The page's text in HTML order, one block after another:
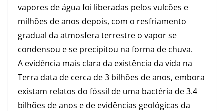
vapores de água foi liberadas pelos vulcões e
milhões de anos depois, com o resfriamento
gradual da atmosfera terrestre o vapor se
condensou e se precipitou na forma de chuva.
A evidência mais clara da existência da vida na
Terra data de cerca de 3 bilhões de anos, embora
existam relatos do fóssil de uma bactéria de 3.4
bilhões de anos e de evidências geológicas da